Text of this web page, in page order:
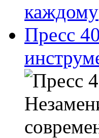
каждому
Пресс